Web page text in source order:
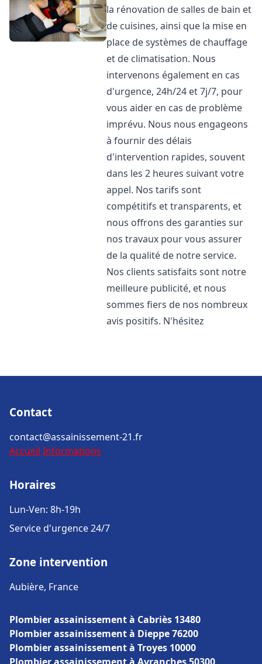
la rénovation de salles de bain et
de cuisines, ainsi que la mise en
place de systèmes de chauffage
et de climatisation. Nous
intervenons également en cas
d'urgence, 24h/24 et 7j/7, pour
vous aider en cas de problème
imprévu. Nous nous engageons
à fournir des délais
d'intervention rapides, souvent
dans les 2 heures suivant votre
appel. Nos tarifs sont
compétitifs et transparents, et
nous offrons des garanties sur
nos travaux pour vous assurer
de la qualité de notre service.
Nos clients satisfaits sont notre
meilleure publicité, et nous
sommes fiers de nos nombreux
avis positifs. N'hésitez
Contact
contact@assainissement-21.fr
Accueil Informations
Horaires
Lun-Ven: 8h-19h
Service d'urgence 24/7
Zone intervention
Aubière, France
Plombier assainissement à Cabriès 13480
Plombier assainissement à Dieppe 76200
Plombier assainissement à Troyes 10000